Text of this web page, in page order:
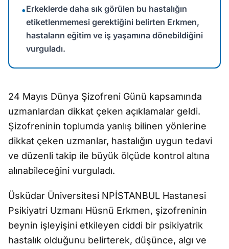
•Erkeklerde daha sık görülen bu hastalığın
etiketlenmemesi gerektiğini belirten Erkmen,
hastaların eğitim ve iş yaşamına dönebildiğini
vurguladı.
24 Mayıs Dünya Şizofreni Günü kapsamında
uzmanlardan dikkat çeken açıklamalar geldi.
Şizofreninin toplumda yanlış bilinen yönlerine
dikkat çeken uzmanlar, hastalığın uygun tedavi
ve düzenli takip ile büyük ölçüde kontrol altına
alınabileceğini vurguladı.
Üsküdar Üniversitesi NPİSTANBUL Hastanesi
Psikiyatri Uzmanı Hüsnü Erkmen, şizofreninin
beynin işleyişini etkileyen ciddi bir psikiyatrik
hastalık olduğunu belirterek, düşünce, algı ve